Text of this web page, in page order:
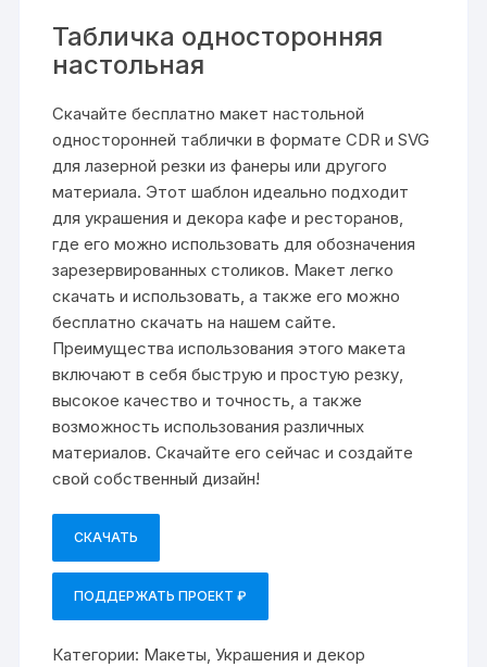
Табличка односторонняя
настольная
Скачайте бесплатно макет настольной
односторонней таблички в формате CDR и SVG
для лазерной резки из фанеры или другого
материала. Этот шаблон идеально подходит
для украшения и декора кафе и ресторанов,
где его можно использовать для обозначения
зарезервированных столиков. Макет легко
скачать и использовать, а также его можно
бесплатно скачать на нашем сайте.
Преимущества использования этого макета
включают в себя быструю и простую резку,
высокое качество и точность, а также
возможность использования различных
материалов. Скачайте его сейчас и создайте
свой собственный дизайн!
СКАЧАТЬ
ПОДДЕРЖАТЬ ПРОЕКТ ₽
Категории: Макеты,Украшения и декор